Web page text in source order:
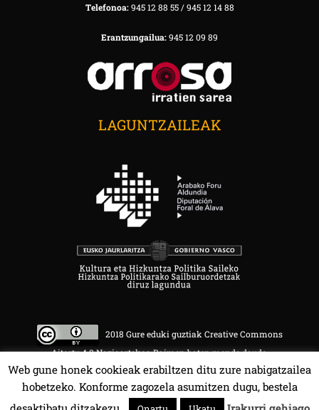
Telefonoa:945 12 88 55 / 945 12 14 88
Erantzungailua:945 12 09 89
LAGUNTZAILEAK
2018 Gure eduki guztiak Creative Commons
Aitortu 4.0 Nazioartekoa Baimen baten mende daude.
Web gune honek cookieak erabiltzen ditu zure nabigatzailea
hobetzeko. Konforme zagozela asumitzen dugu, bestela